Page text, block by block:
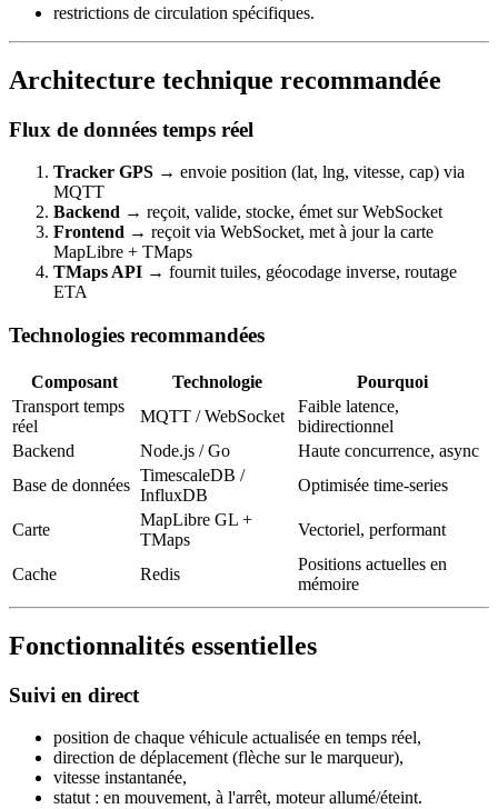
restrictions de circulation spécifiques.
Architecture technique recommandée
Flux de données temps réel
Tracker GPS → envoie position (lat, lng, vitesse, cap) via
MQTT
Backend → reçoit, valide, stocke, émet sur WebSocket
Frontend → reçoit via WebSocket, met à jour la carte
MapLibre + TMaps
TMaps API → fournit tuiles, géocodage inverse, routage
ETA
Technologies recommandées
Composant Technologie
Pourquoi
Transport temps
réel
MQTT / WebSocket
Faible latence,
bidirectionnel
Backend
Node.js / Go
Haute concurrence, async
Base de données
TimescaleDB /
InfluxDB
Optimisée time-series
Carte
MapLibre GL +
TMaps
Vectoriel, performant
Cache Redis
Positions actuelles en
mémoire
Fonctionnalités essentielles
Suivi en direct
position de chaque véhicule actualisée en temps réel,
direction de déplacement (flèche sur le marqueur),
vitesse instantanée,
statut : en mouvement, à l'arrêt, moteur allumé/éteint.